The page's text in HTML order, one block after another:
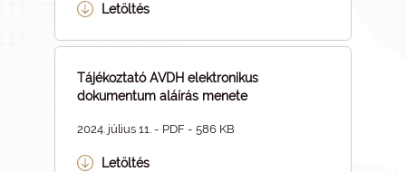
Letöltés
Tájékoztató AVDH elektronikus
dokumentum aláírás menete
2024. július 11. - PDF - 586 KB
Letöltés